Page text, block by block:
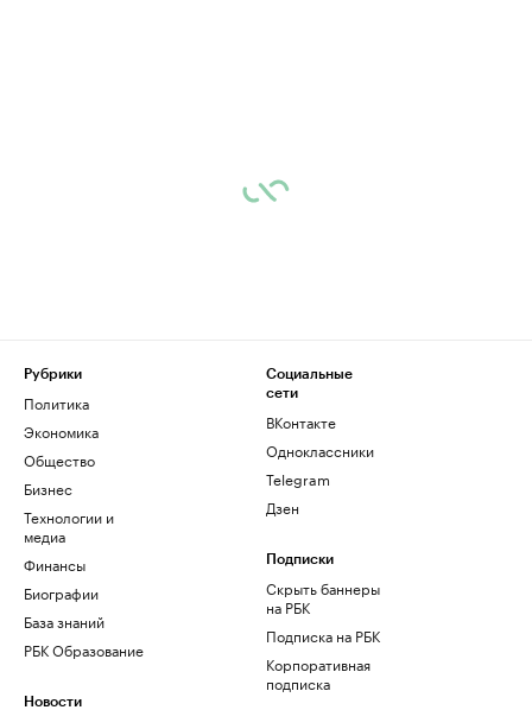
Рубрики
Политика
Экономика
Общество
Бизнес
Технологии и
медиа
Финансы
Биографии
База знаний
РБК Образование
Новости
Социальные
сети
ВКонтакте
Одноклассники
Telegram
Дзен
Подписки
Скрыть баннеры
на РБК
Подписка на РБК
Корпоративная
подписка